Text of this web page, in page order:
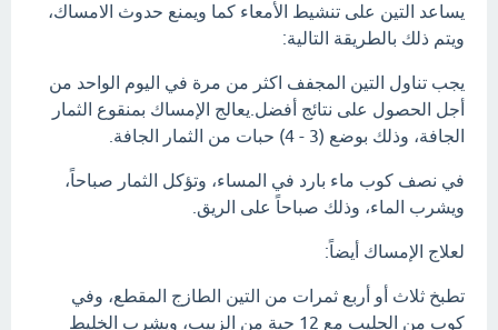
يساعد التين على تنشيط الأمعاء كما ويمنع حدوث الامساك،
ويتم ذلك بالطريقة التالية:
يجب تناول التين المجفف اكثر من مرة في اليوم الواحد من
أجل الحصول على نتائج أفضل.يعالج الإمساك بمنقوع الثمار
الجافة، وذلك بوضع (3 - 4) حبات من الثمار الجافة.
في نصف كوب ماء بارد في المساء، وتؤكل الثمار صباحاً،
ويشرب الماء، وذلك صباحاً على الريق.
لعلاج الإمساك أيضاً:
تطبخ ثلاث أو أربع ثمرات من التين الطازج المقطع، وفي
كوب من الحليب مع 12 حبة من الزبيب، ويشرب الخليط